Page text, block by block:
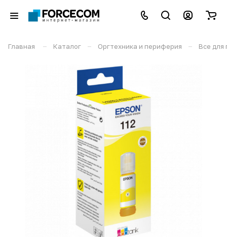
Главная – Каталог – Оргтехника и периферия – Все для